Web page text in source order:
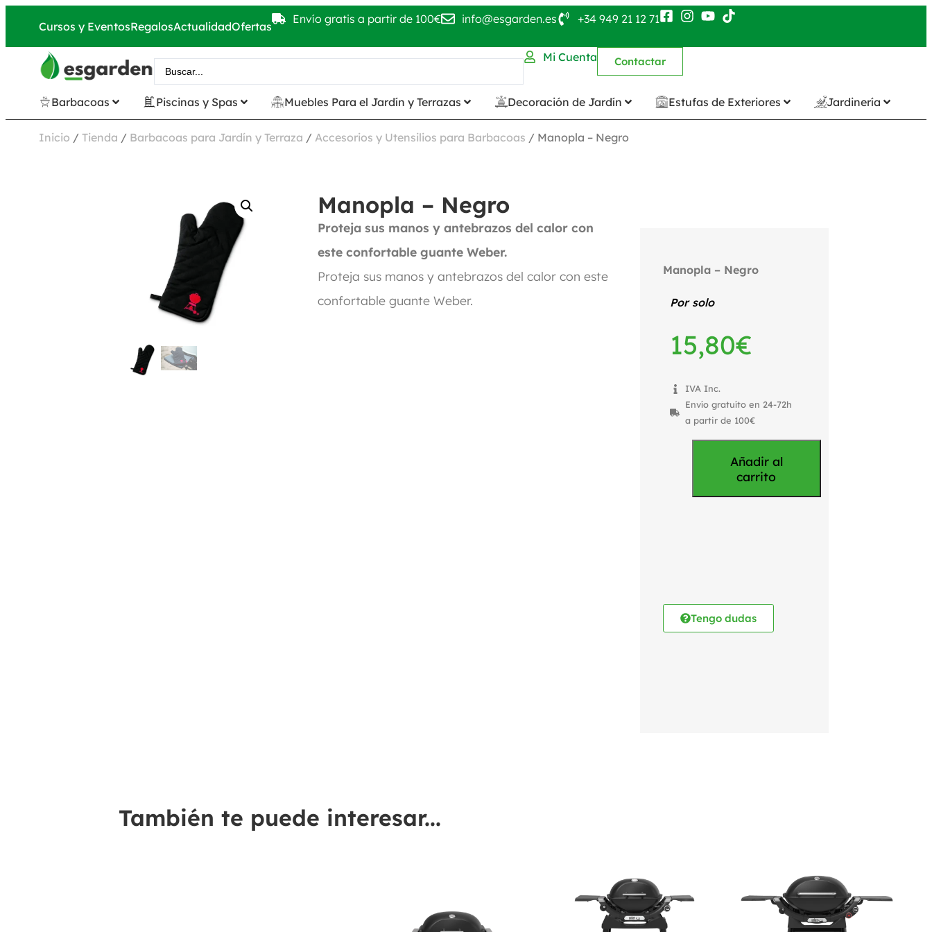
Cursos y EventosRegalosActualidadOfertas
Envío gratis a partir de 100€ info@esgarden.es +34 949 21 12 71
Mi Cuenta Contactar
Barbacoas Piscinas y Spas Muebles Para el Jardín y Terrazas Decoración de Jardín Estufas de Exteriores Jardinería
Inicio / Tienda / Barbacoas para Jardín y Terraza / Accesorios y Utensilios para Barbacoas / Manopla – Negro
Manopla – Negro
Proteja sus manos y antebrazos del calor con
este confortable guante Weber.
Proteja sus manos y antebrazos del calor con este
confortable guante Weber.
Manopla – Negro
Por solo
15,80€
IVA Inc.
Envío gratuíto en 24-72h
a partir de 100€
Añadir al
carrito
Tengo dudas
También te puede interesar...